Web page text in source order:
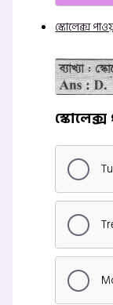
স্কোলেক্স
স্কোলেক্স